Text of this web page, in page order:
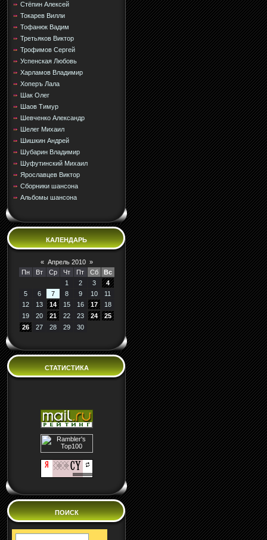
Стёпин Алексей
Токарев Вилли
Тофанюк Вадим
Третьяков Виктор
Трофимов Сергей
Успенская Любовь
Харламов Владимир
Хоперъ Лала
Шак Олег
Шаов Тимур
Шевченко Александр
Шелег Михаил
Шишкин Андрей
Шубарин Владимир
Шуфутинский Михаил
Ярославцев Виктор
Сборники шансона
Альбомы шансона
КАЛЕНДАРЬ
« Апрель 2010 »
Пн
Вт Ср Чт Пт Сб
Вс
1
2 3
4
5
6 7 8 9 10
11
12
13 14 15 16 17
18
19
20 21 22 23 24
25
26
27 28 29 30
СТАТИСТИКА
ПОИСК